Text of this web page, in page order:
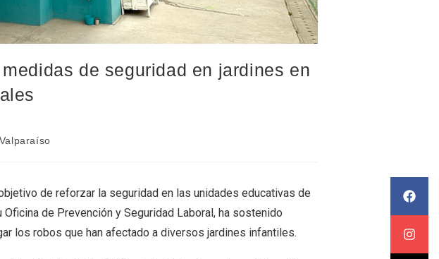
de seguridad en jardines en
Valparaíso
de reforzar la seguridad en las unidades educativas de
de Prevención y Seguridad Laboral, ha sostenido
los robos que han afectado a diversos jardines infantiles.